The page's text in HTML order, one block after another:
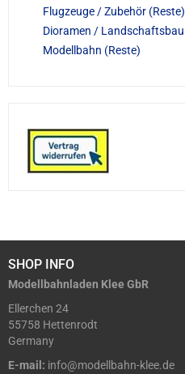
Flugzeuge / Zubehör (Reste)
Dioramen / Landschaftsbau
Modellbahn (Reste)
SHOP INFO
Modellbahnladen Klee GbR
Ellerchen 24
55758 Hettenrodt
Germany
E-mail: info@modellbahn-klee.de